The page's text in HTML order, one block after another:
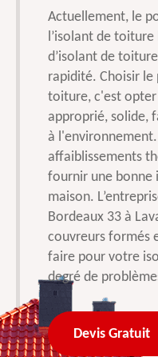
Actuellement, le
l’isolant de
d’isolant de
rapidité. Choisir
toiture, c'est
approprié, solide,
à
affaiblissements
fournir une bonne
maison.
Bordeaux 33 à
couvreurs formés
faire pour votre
degré de
Devis Gratuit